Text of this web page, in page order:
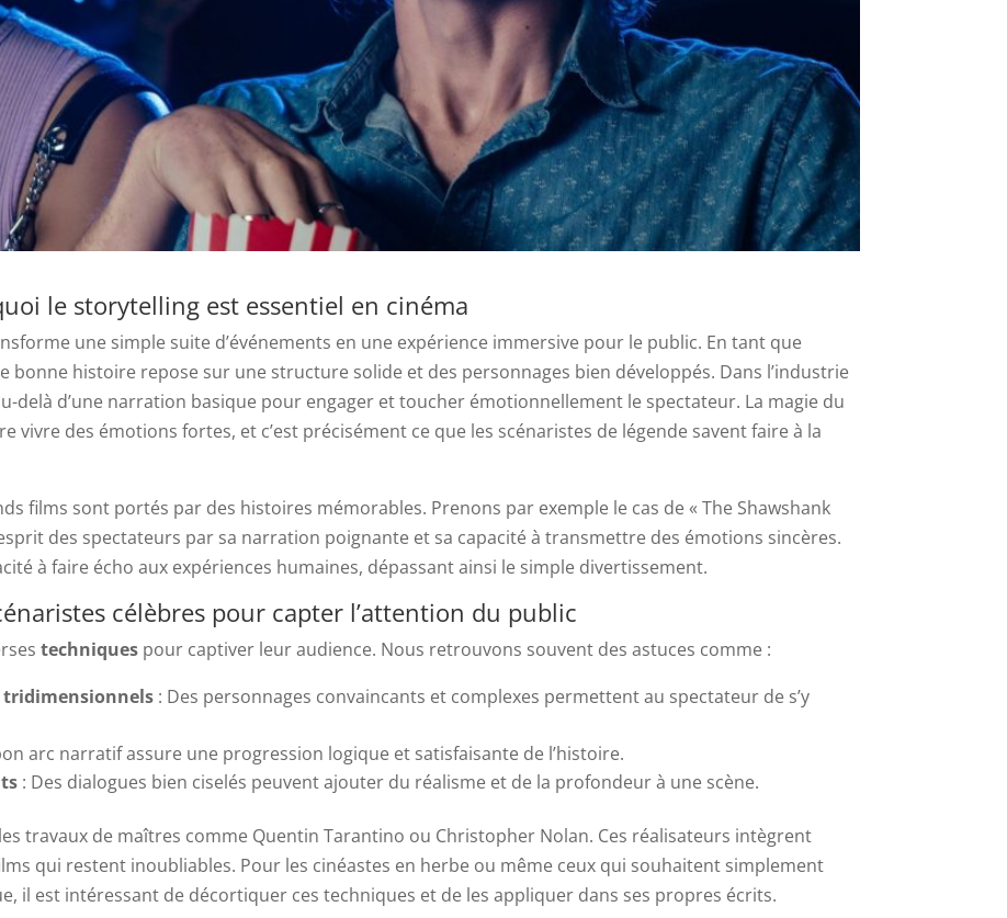
le storytelling est essentiel en cinéma
une simple suite d’événements en une expérience immersive pour le public. En tant que
bonne histoire repose sur une structure solide et des personnages bien développés. Dans l’industrie
delà d’une narration basique pour engager et toucher émotionnellement le spectateur. La magie du
vivre des émotions fortes, et c’est précisément ce que les scénaristes de légende savent faire à la
films sont portés par des histoires mémorables. Prenons par exemple le cas de « The Shawshank
des spectateurs par sa narration poignante et sa capacité à transmettre des émotions sincères.
à faire écho aux expériences humaines, dépassant ainsi le simple divertissement.
célèbres pour capter l’attention du public
techniques pour captiver leur audience. Nous retrouvons souvent des astuces comme :
tridimensionnels : Des personnages convaincants et complexes permettent au spectateur de s’y
arc narratif assure une progression logique et satisfaisante de l’histoire.
: Des dialogues bien ciselés peuvent ajouter du réalisme et de la profondeur à une scène.
travaux de maîtres comme Quentin Tarantino ou Christopher Nolan. Ces réalisateurs intègrent
qui restent inoubliables. Pour les cinéastes en herbe ou même ceux qui souhaitent simplement
il est intéressant de décortiquer ces techniques et de les appliquer dans ses propres écrits.